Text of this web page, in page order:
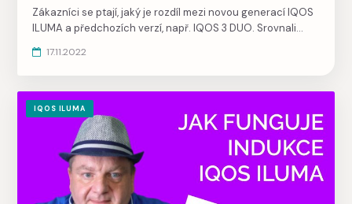
Zákazníci se ptají, jaký je rozdíl mezi novou generací IQOS
ILUMA a předchozích verzí, např. IQOS 3 DUO. Srovnali
17.11.2022
IQOS ILUMA